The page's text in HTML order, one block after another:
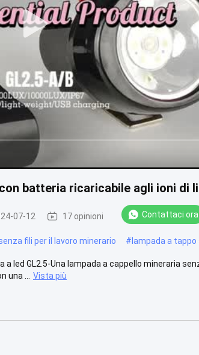
batteria ricaricabile agli ioni di
07-12 17 opinioni Contattaci ora
fili per il lavoro minerario #lampada a
led GL2.5-Una lampada a cappello mineraria
...
Vista più